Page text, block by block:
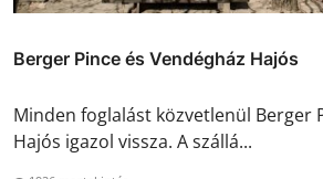
Berger Pince és Vendégház Hajós
Minden foglalást közvetlenül Berger
Hajós igazol vissza. A szállá...